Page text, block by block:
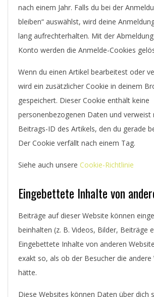
nach einem Jahr. Falls du bei der
bleiben“ auswählst, wird deine
lang aufrechterhalten. Mit der
Konto werden die Anmelde-Cookies
Wenn du einen Artikel bearbeitest oder
wird ein zusätzlicher Cookie in deinem
gespeichert. Dieser Cookie enthält keine
personenbezogenen Daten und verweist
Beitrags-ID des Artikels, den du gerade
Der Cookie verfällt nach einem Tag.
Siehe auch unsere Cookie-Richtlinie
Eingebettete Inhalte von
Beiträge auf dieser Website können
beinhalten (z. B. Videos, Bilder, Beiträge
Eingebettete Inhalte von anderen
exakt so, als ob der Besucher die
hätte.
Diese Websites können Daten über dich